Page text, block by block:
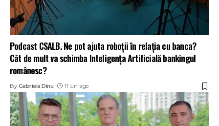
Podcast CSALB. Ne pot ajuta roboții în relația cu banca?
Cât de mult va schimba Inteligența Artificială bankingul
românesc?
By Gabriela Dinu 11 luni ago